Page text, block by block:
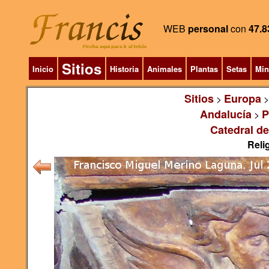
WEB personalcon
Inicio Sitios Historia Animales Plantas Setas
Sitios> Europa
Andalucía >
Catedral